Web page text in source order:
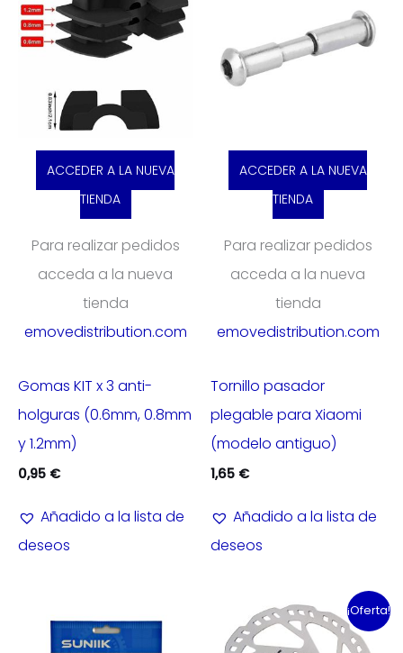
ACCEDER A LA NUEVA
TIENDA
Para realizar pedidos
acceda a la nueva
tienda
emovedistribution.com
Gomas KIT x 3 anti-
holguras (0.6mm, 0.8mm
y 1.2mm)
0,95 €
Añadido a la lista de
deseos
ACCEDER A LA NUEVA
TIENDA
Para realizar pedidos
acceda a la nueva
tienda
emovedistribution.com
Tornillo pasador
plegable para Xiaomi
(modelo antiguo)
1,65 €
Añadido a la lista de
deseos
¡Oferta!